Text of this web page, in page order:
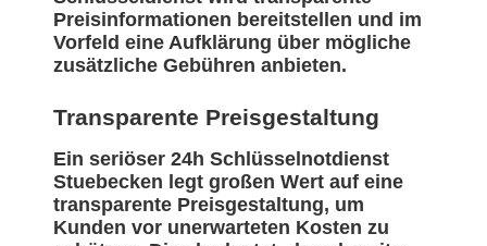
Preisinformationen bereitstellen und im
Vorfeld eine Aufklärung über mögliche
zusätzliche Gebühren anbieten.
Transparente Preisgestaltung
Ein seriöser 24h Schlüsselnotdienst
Stuebecken legt großen Wert auf eine
transparente Preisgestaltung, um
Kunden vor unerwarteten Kosten zu